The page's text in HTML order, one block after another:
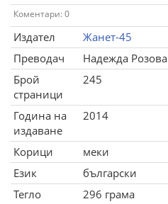
Коментари: 0
Издател
Жанет-45
Преводач
Надежда Розова
Брой
страници
245
Година на
издаване
2014
Корици
меки
Език
български
Тегло
296 грама